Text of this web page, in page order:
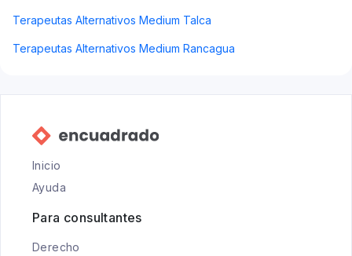
Terapeutas Alternativos Medium Talca
Terapeutas Alternativos Medium Rancagua
Inicio
Ayuda
Para consultantes
Derecho